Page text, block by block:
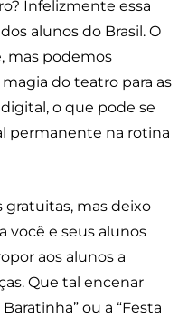
Infelizmente essa
alunos do Brasil. O
mas podemos
do teatro para as
o que pode se
permanente na rotina
gratuitas, mas deixo
você e seus alunos
aos alunos a
Que tal encenar
ou a “Festa